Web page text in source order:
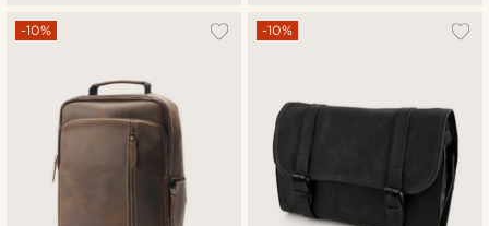
-10% -10%